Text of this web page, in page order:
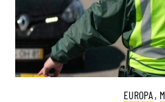
EUROPA ,